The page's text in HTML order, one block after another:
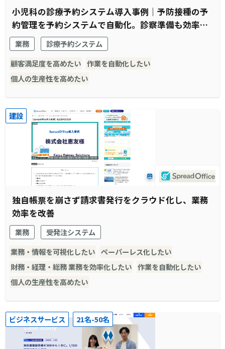
小児科の診療予約システム導入事例｜予防接種の予
約管理を予約システムで自動化。診察準備も効率化
され窓口受付業務全体がスムーズに。
業務
診療予約システム
顧客満足度を高めたい 作業を自動化したい
個人の生産性を高めたい
建設
独自帳票を崩さず請求書発行をクラウド化し、業務
効率を改善
業務
受発注システム
業務・情報を可視化したい ペーパーレス化したい
財務・経理・総務 業務を効率化したい 作業を自動化したい
個人の生産性を高めたい
ビジネスサービス 21名-50名